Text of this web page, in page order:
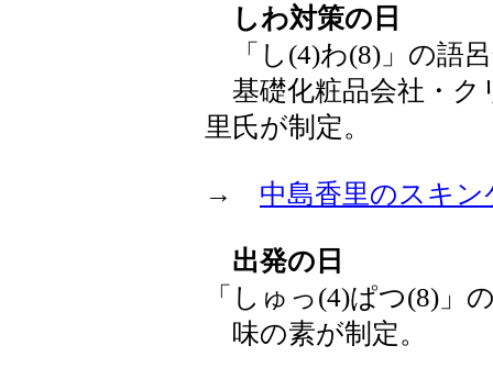
しわ対策の日
「し(4)わ(8)」の語
基礎化粧品会社・ク
里氏が制定。
→ 中島香里のスキ
出発の日
「しゅっ(4)ぱつ(8)」
味の素が制定。